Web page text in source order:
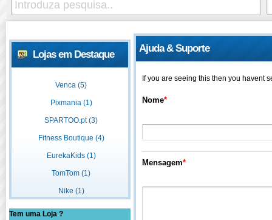
Lojas em Destaque
Venca (5)
Pixmania (1)
SPARTOO.pt (3)
Fitness Boutique (4)
EurekaKids (1)
TomTom (1)
Nike (1)
Tem uma Loja ?
Ajuda & Suporte
If you are seeing this then you havent
Nome*
Mensagem*